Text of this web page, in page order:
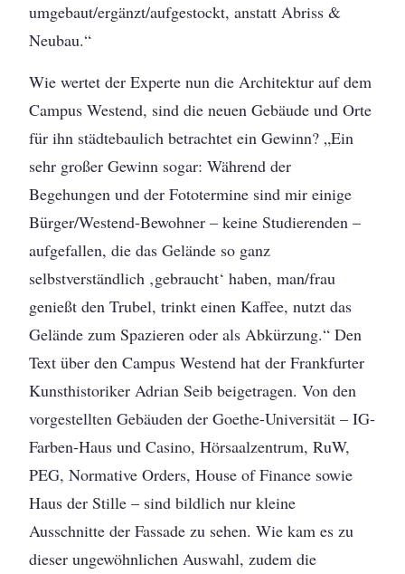
umgebaut/ergänzt/aufgestockt, anstatt Abriss &
Neubau.“
Wie wertet der Experte nun die Architektur auf dem
Campus Westend, sind die neuen Gebäude und Orte
für ihn städtebaulich betrachtet ein Gewinn? „Ein
sehr großer Gewinn sogar: Während der
Begehungen und der Fototermine sind mir einige
Bürger/Westend-Bewohner – keine Studierenden –
aufgefallen, die das Gelände so ganz
selbstverständlich ‚gebraucht‘ haben, man/frau
genießt den Trubel, trinkt einen Kaffee, nutzt das
Gelände zum Spazieren oder als Abkürzung.“ Den
Text über den Campus Westend hat der Frankfurter
Kunsthistoriker Adrian Seib beigetragen. Von den
vorgestellten Gebäuden der Goethe-Universität – IG-
Farben-Haus und Casino, Hörsaalzentrum, RuW,
PEG, Normative Orders, House of Finance sowie
Haus der Stille – sind bildlich nur kleine
Ausschnitte der Fassade zu sehen. Wie kam es zu
dieser ungewöhnlichen Auswahl, zudem die